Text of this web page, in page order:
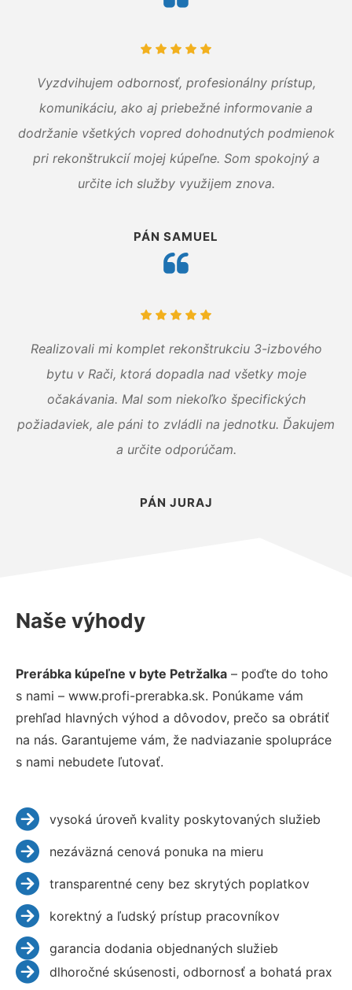
Vyzdvihujem odbornosť, profesionálny prístup,
komunikáciu, ako aj priebežné informovanie a
dodržanie všetkých vopred dohodnutých podmienok
pri rekonštrukcií mojej kúpeľne. Som spokojný a
určite ich služby využijem znova.
PÁN SAMUEL
Realizovali mi komplet rekonštrukciu 3-izbového
bytu v Rači, ktorá dopadla nad všetky moje
očakávania. Mal som niekoľko špecifických
požiadaviek, ale páni to zvládli na jednotku. Ďakujem
a určite odporúčam.
PÁN JURAJ
Naše výhody
Prerábka kúpeľne v byte Petržalka – poďte do toho
s nami – www.profi-prerabka.sk. Ponúkame vám
prehľad hlavných výhod a dôvodov, prečo sa obrátiť
na nás. Garantujeme vám, že nadviazanie spolupráce
s nami nebudete ľutovať.
vysoká úroveň kvality poskytovaných služieb
nezáväzná cenová ponuka na mieru
transparentné ceny bez skrytých poplatkov
korektný a ľudský prístup pracovníkov
garancia dodania objednaných služieb
dlhoročné skúsenosti, odbornosť a bohatá prax